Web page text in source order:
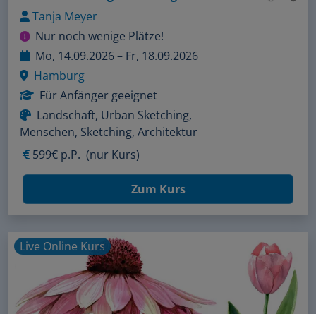
Tanja Meyer
Nur noch wenige Plätze!
Mo, 14.09.2026 – Fr, 18.09.2026
Hamburg
Für Anfänger geeignet
Landschaft, Urban Sketching,
Menschen, Sketching, Architektur
599€ p.P. (nur Kurs)
Zum Kurs
Live Online Kurs